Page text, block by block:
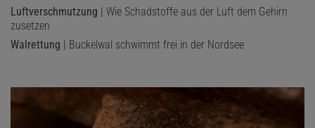
Luftverschmutzung | Wie Schadstoffe aus der Luft dem Gehirn
zusetzen
Walrettung | Buckelwal schwimmt frei in der Nordsee